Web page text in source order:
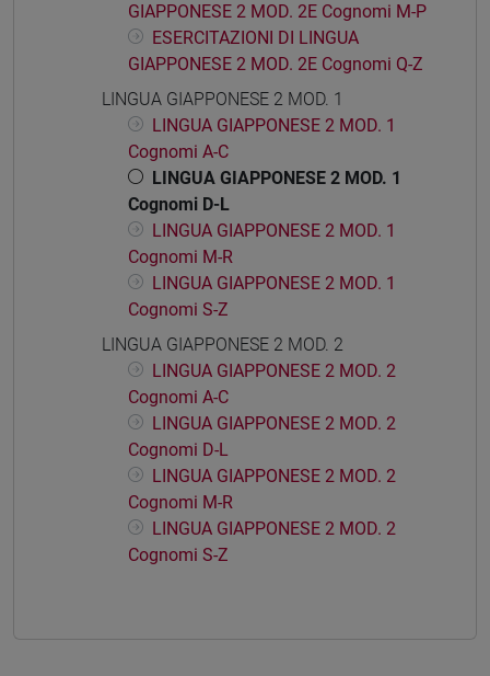
GIAPPONESE 2 MOD. 2E Cognomi M-P
ESERCITAZIONI DI LINGUA
GIAPPONESE 2 MOD. 2E Cognomi Q-Z
LINGUA GIAPPONESE 2 MOD. 1
LINGUA GIAPPONESE 2 MOD. 1
Cognomi A-C
LINGUA GIAPPONESE 2 MOD. 1
Cognomi D-L
LINGUA GIAPPONESE 2 MOD. 1
Cognomi M-R
LINGUA GIAPPONESE 2 MOD. 1
Cognomi S-Z
LINGUA GIAPPONESE 2 MOD. 2
LINGUA GIAPPONESE 2 MOD. 2
Cognomi A-C
LINGUA GIAPPONESE 2 MOD. 2
Cognomi D-L
LINGUA GIAPPONESE 2 MOD. 2
Cognomi M-R
LINGUA GIAPPONESE 2 MOD. 2
Cognomi S-Z